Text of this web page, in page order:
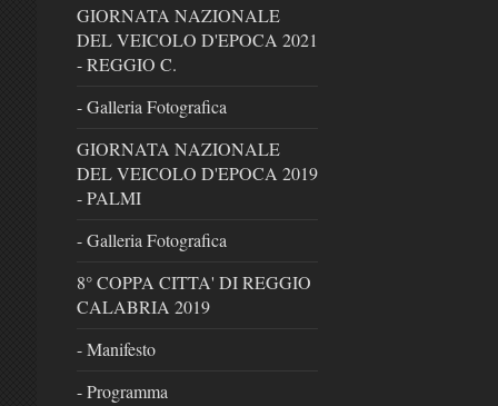
GIORNATA NAZIONALE
DEL VEICOLO D'EPOCA 2021
- REGGIO C.
- Galleria Fotografica
GIORNATA NAZIONALE
DEL VEICOLO D'EPOCA 2019
- PALMI
- Galleria Fotografica
8° COPPA CITTA' DI REGGIO
CALABRIA 2019
- Manifesto
- Programma